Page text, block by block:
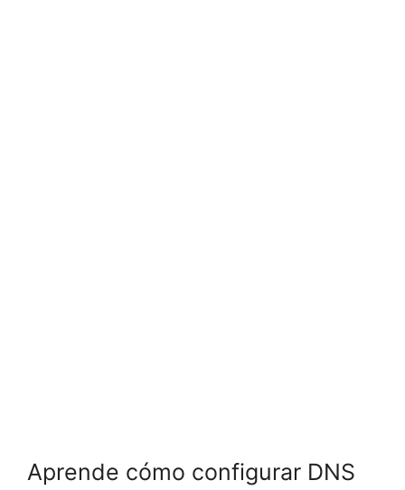
Aprende cómo configurar DNS